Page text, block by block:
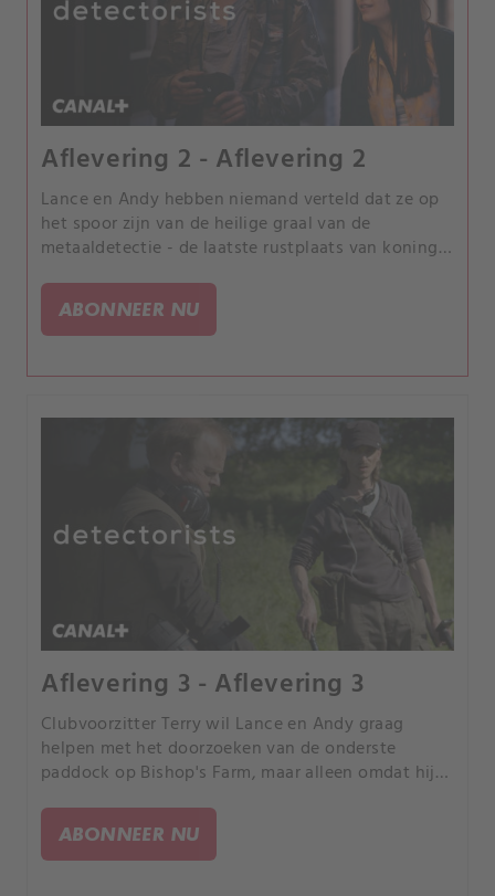
Aflevering 2 - Aflevering 2
Lance en Andy hebben niemand verteld dat ze op
het spoor zijn van de heilige graal van de
metaaldetectie - de laatste rustplaats van koning
rivaliserende speurclub lijken er al alles van te
weten.
ABONNEER NU
Aflevering 3 - Aflevering 3
Clubvoorzitter Terry wil Lance en Andy graag
helpen met het doorzoeken van de onderste
paddock op Bishop's Farm, maar alleen omdat hij
vermiste vrouw heeft begraven. Ondertussen is
Lance vastbesloten om zijn ex mee te krijgen om
hem te horen spelen op de folkmuziekavond in de
ABONNEER NU